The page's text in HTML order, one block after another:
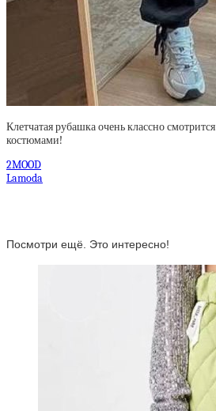
Клетчатая рубашка очень классно
костюмами!
2MOOD
Lamoda
Посмотри ещё. Это интересно!